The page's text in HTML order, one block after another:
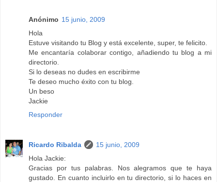
Anónimo 15 junio, 2009
Hola
Estuve visitando tu Blog y está excelente, super, te felicito.
Me encantaría colaborar contigo, añadiendo tu blog a mi
directorio.
Si lo deseas no dudes en escribirme
Te deseo mucho éxito con tu blog.
Un beso
Jackie
Responder
Ricardo Ribalda
15 junio, 2009
Hola Jackie:
Gracias por tus palabras. Nos alegramos que te haya
gustado. En cuanto incluirlo en tu directorio, si lo haces en